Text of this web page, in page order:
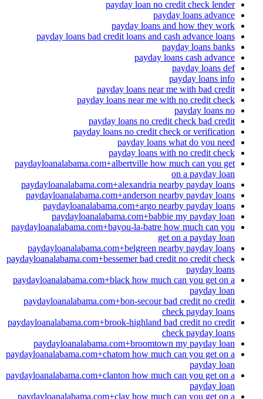
payday loan no credit check lender
payday loans advance
payday loans and how they work
payday loans bad credit loans and cash advance loans
payday loans banks
payday loans cash advance
payday loans def
payday loans info
payday loans near me with bad credit
payday loans near me with no credit check
payday loans no
payday loans no credit check bad credit
payday loans no credit check or verification
payday loans what do you need
payday loans with no credit check
paydayloanalabama.com+albertville how much can you get
on a payday loan
paydayloanalabama.com+alexandria nearby payday loans
paydayloanalabama.com+anderson nearby payday loans
paydayloanalabama.com+argo nearby payday loans
paydayloanalabama.com+babbie my payday loan
paydayloanalabama.com+bayou-la-batre how much can you
get on a payday loan
paydayloanalabama.com+belgreen nearby payday loans
paydayloanalabama.com+bessemer bad credit no credit check
payday loans
paydayloanalabama.com+black how much can you get on a
payday loan
paydayloanalabama.com+bon-secour bad credit no credit
check payday loans
paydayloanalabama.com+brook-highland bad credit no credit
check payday loans
paydayloanalabama.com+broomtown my payday loan
paydayloanalabama.com+chatom how much can you get on a
payday loan
paydayloanalabama.com+clanton how much can you get on a
payday loan
paydayloanalabama.com+clay how much can you get on a